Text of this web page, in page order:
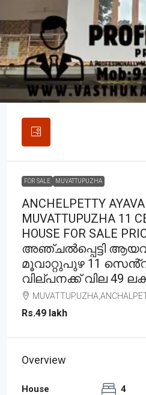
FOR SALE MUVATTUPUZHA
ANCHELPETTY
MUVATTUPUZHA 11
HOUSE FOR SALE
അഞ്ചൽപ്പെട്ടി
മൂവാറ്റുപുഴ 11 സെൻ്റ്
വില്പനക്ക് വില 49
Rs.49 lakh
Overview
House
4